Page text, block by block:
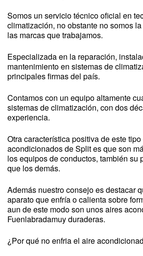
Somos un servicio técnico oficial en
climatización, no obstante no somos
las marcas que trabajamos.
Especializada en la reparación,
mantenimiento en sistemas de
principales firmas del país.
Contamos con un equipo altamente
sistemas de climatización, con dos
experiencia.
Otra característica positiva de este
acondicionados de Split es que son
los equipos de conductos, también su
que los demás.
Además nuestro consejo es destacar
aparato que enfría o calienta sobre
aun de este modo son unos aires
Fuenlabradamuy duraderas.
¿Por qué no enfria el aire